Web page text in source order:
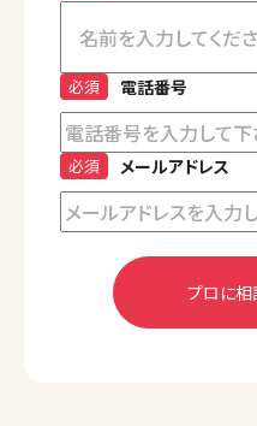
電話番号
必須
メールアドレス
必須